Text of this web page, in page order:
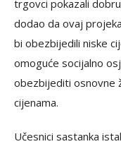
trgovci pokazali
dodao da ovaj
bi obezbijedili niske
omoguće socijalno
obezbijediti osnovne
cijenama.
Učesnici sastanka